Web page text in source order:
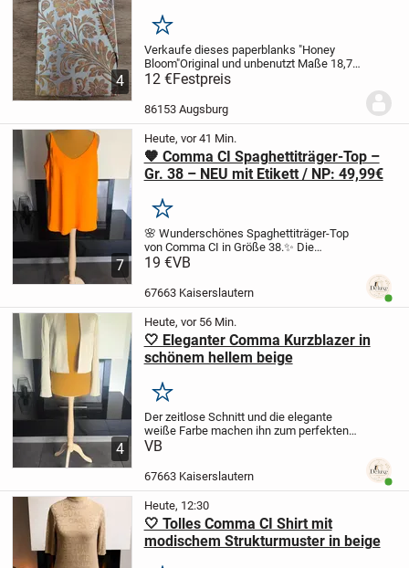
4
Merken
Verkaufe dieses paperblanks "Honey
Bloom"Original und unbenutzt Maße 18,7
cm x 9,5 cmPreis 12 €
Kein Versand
12 €Festpreis
86153 Augsburg
7
Heute, vor 41 Min.
🧡 Comma CI Spaghettiträger-Top –
Gr. 38 – NEU mit Etikett / NP: 49,99€
Merken
🌸 Wunderschönes Spaghettiträger-Top
von Comma CI in Größe 38.✨ Die
leuchtendem Orange / Apricotfarbe sorgt
Top zu einem echten Hingucker. Perfekt
19 €VB
67663 Kaiserslautern
4
Heute, vor 56 Min.
🤍 Eleganter Comma Kurzblazer in
schönem hellem beige
Merken
Der zeitlose Schnitt und die elegante
weiße Farbe machen ihn zum perfekten
Begleiter für Business-Outfits, festliche
Looks. 🤍 Farbe: Weiß
VB
67663 Kaiserslautern
Heute, 12:30
🤍 Tolles Comma CI Shirt mit
modischem Strukturmuster in beige